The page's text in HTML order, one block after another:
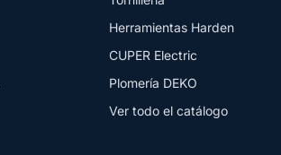
Herramientas Harden
CUPER Electric
Plomería DEKO
Ver todo el catálogo